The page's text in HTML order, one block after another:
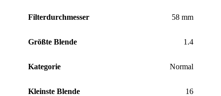
Filterdurchmesser 58 mm
Größte Blende 1.4
Kategorie Normal
Kleinste Blende 16